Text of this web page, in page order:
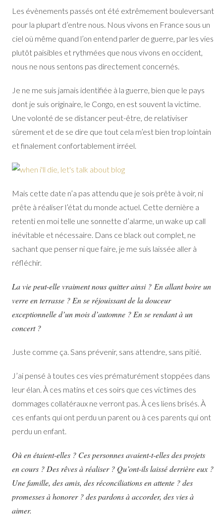
Les évènements passés ont été extrêmement bouleversant
pour la plupart d’entre nous. Nous vivons en France sous un
ciel où même quand l’on entend parler de guerre, par les vies
plutôt paisibles et rythmées que nous vivons en occident,
nous ne nous sentons pas directement concernés.
Je ne me suis jamais identifiée à la guerre, bien que le pays
dont je suis originaire, le Congo, en est souvent la victime.
Une volonté de se distancer peut-être, de relativiser
sûrement et de se dire que tout cela m’est bien trop lointain
et finalement confortablement irréel.
Mais cette date n’a pas attendu que je sois prête à voir, ni
prête à réaliser l’état du monde actuel. Cette dernière a
retenti en moi telle une sonnette d’alarme, un wake up call
inévitable et nécessaire. Dans ce black out complet, ne
sachant que penser ni que faire, je me suis laissée aller à
réfléchir.
La vie peut-elle vraiment nous quitter ainsi ? En allant boire un
verre en terrasse ? En se réjouissant de la douceur
exceptionnelle d’un mois d’automne ? En se rendant à un
concert ?
Juste comme ça. Sans prévenir, sans attendre, sans pitié.
J’ai pensé à toutes ces vies prématurément stoppées dans
leur élan. À ces matins et ces soirs que ces victimes des
dommages collatéraux ne verront pas. À ces liens brisés. À
ces enfants qui ont perdu un parent ou à ces parents qui ont
perdu un enfant.
Où en étaient-elles ? Ces personnes avaient-t-elles des projets
en cours ? Des rêves à réaliser ? Qu’ont-ils laissé derrière eux ?
Une famille, des amis, des réconciliations en attente ? des
promesses à honorer ? des pardons à accorder, des vies à
aimer.